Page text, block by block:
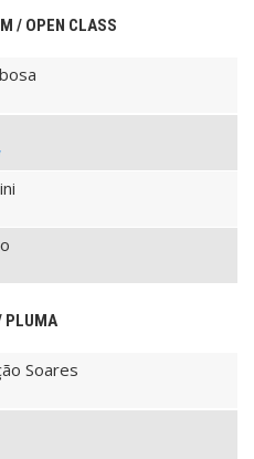
/ OPEN CLASS
PLUMA
Soares